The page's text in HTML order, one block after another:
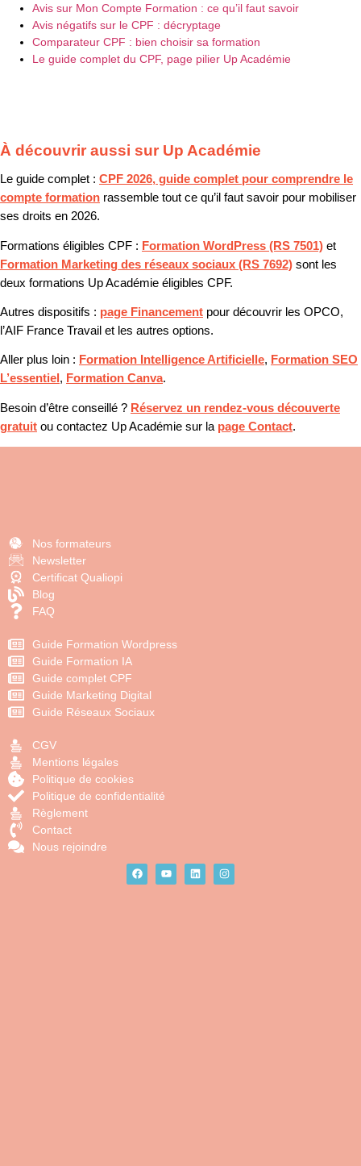
Avis sur Mon Compte Formation : ce qu’il faut savoir
Avis négatifs sur le CPF : décryptage
Comparateur CPF : bien choisir sa formation
Le guide complet du CPF, page pilier Up Académie
À découvrir aussi sur Up Académie
Le guide complet : CPF 2026, guide complet pour comprendre le
compte formation rassemble tout ce qu’il faut savoir pour mobiliser
ses droits en 2026.
Formations éligibles CPF : Formation WordPress (RS 7501) et
Formation Marketing des réseaux sociaux (RS 7692) sont les
deux formations Up Académie éligibles CPF.
Autres dispositifs : page Financement pour découvrir les OPCO,
l’AIF France Travail et les autres options.
Aller plus loin : Formation Intelligence Artificielle, Formation SEO
L’essentiel , Formation Canva.
Besoin d’être conseillé ? Réservez un rendez-vous découverte
gratuit ou contactez Up Académie sur la page Contact.
Nos formateurs
Newsletter
Certificat Qualiopi
Blog
FAQ
Guide Formation Wordpress
Guide Formation IA
Guide complet CPF
Guide Marketing Digital
Guide Réseaux Sociaux
CGV
Mentions légales
Politique de cookies
Politique de confidentialité
Règlement
Contact
Nous rejoindre